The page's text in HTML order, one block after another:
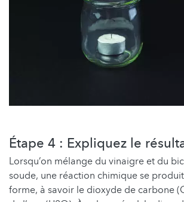
Étape 4 : Expliquez le
Lorsqu’on mélange du vinaigre et du
soude, une réaction chimique se
forme, à savoir le dioxyde de carbone